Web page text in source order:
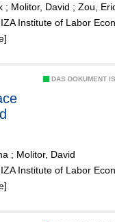
; Molitor, David ; Zou,
Institute of Labor
DAS DOKUMENT
; Molitor, David
Institute of Labor